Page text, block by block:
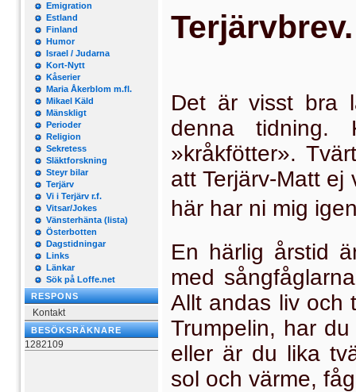
Emigration
Estland
Finland
Humor
Israel / Judarna
Kort-Nytt
Kåserier
Maria Åkerblom m.fl.
Mikael Käld
Mänskligt
Perioder
Religion
Sekretess
Släktforskning
Steyr bilar
Terjärv
Vi i Terjärv r.f.
Vitsar/Jokes
Vänsterhänta (lista)
Österbotten
Dagstidningar
Links
Länkar
Sök på Loffe.net
RESPONS
Kontakt
BESÖKSRÄKNARE
1282109
Terjärvbrev.
Det är visst bra
denna tid­ning.
»kråkfötter».
att Terjärv-Matt
här har ni mig
En härlig årstid
med
Allt andas liv och
Trumpelin, har
eller är du lika
sol och värme,